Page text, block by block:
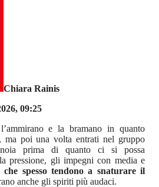
Chiara Rainis
09:25
e la bramano in quanto
ma poi una volta entrati nel gruppo
prima di quanto ci si possa
pressione, gli impegni con media e
che spesso tendono a snaturare il
anche gli spiriti più audaci.